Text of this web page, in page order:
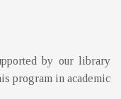
by our library
program in academic